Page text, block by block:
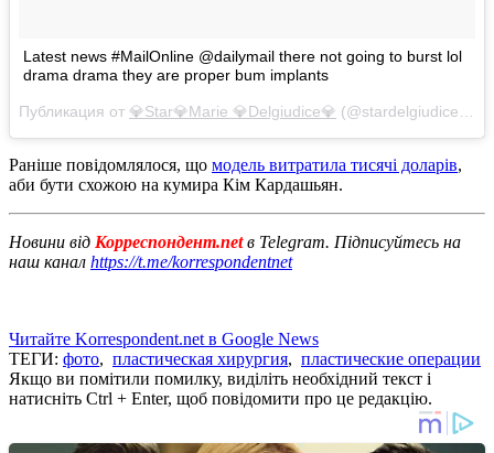
Latest news #MailOnline @dailymail there not going to burst lol
drama drama they are proper bum implants
Публикация от 💎Star💎Marie 💎Delgiudice💎 (@stardelgiudice)
Раніше повідомлялося, що модель витратила тисячі доларів,
аби бути схожою на кумира Кім Кардашьян.
Новини від Корреспондент.netв Telegram. Підписуйтесь на
наш канал https://t.me/korrespondentnet
Читайте Korrespondent.net в Google News
ТЕГИ: фото, пластическая хирургия, пластические операции
Якщо ви помітили помилку, виділіть необхідний текст і
натисніть Ctrl + Enter, щоб повідомити про це редакцію.